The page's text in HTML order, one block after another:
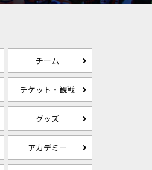
チーム
チケット・観戦
グッズ
アカデミー